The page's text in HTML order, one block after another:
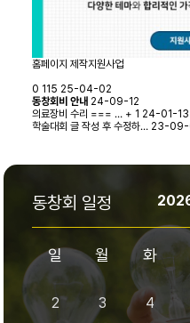
홈페이지 제작지원사업
0 115 25-04-02
동창회비 안내 24-09-12
의료장비 수리 === … + 1 24-01-13
학술대회 글 작성 후 수정하… 23-
동창회 일정
일 월 화
2
3 4